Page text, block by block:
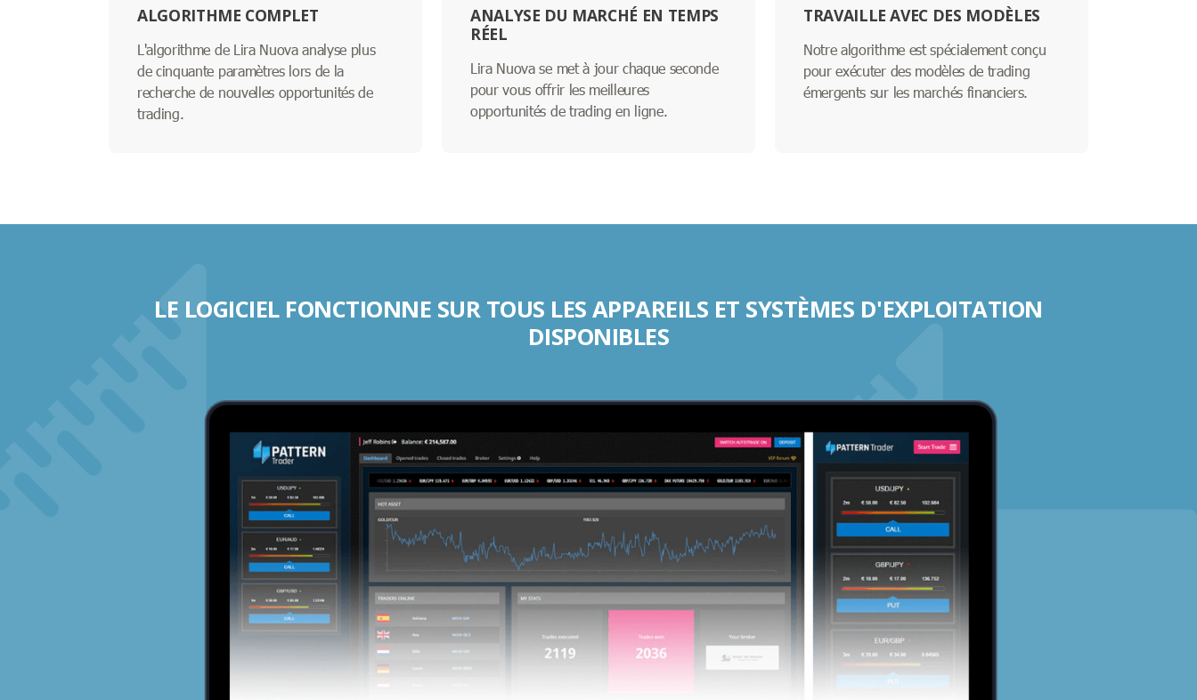
ALGORITHME COMPLET
L'algorithme de Lira Nuova analyse plus
de cinquante paramètres lors de la
recherche de nouvelles opportunités de
trading.
ANALYSE DU MARCHÉ EN TEMPS
RÉEL
Lira Nuova se met à jour chaque seconde
pour vous offrir les meilleures
opportunités de trading en ligne.
TRAVAILLE AVEC DES MODÈLES
Notre algorithme est spécialement conçu
pour exécuter des modèles de trading
émergents sur les marchés financiers.
LE LOGICIEL FONCTIONNE SUR TOUS LES APPAREILS ET SYSTÈMES D'EXPLOITATION
DISPONIBLES